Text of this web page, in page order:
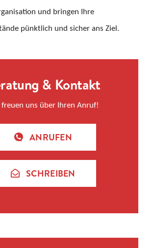
und bringen Ihre
pünktlich und sicher ans Ziel.
& Kontakt
uns über Ihren Anruf!
ANRUFEN
SCHREIBEN